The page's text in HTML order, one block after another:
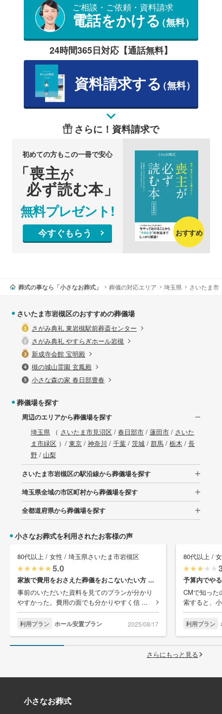
ご相談・ご依頼・資料請求
電話をかける（無料）
24時間365日対応【通話無料】
資料請求する（無料）
さらに！資料請求で
初めての方もこの一冊で安心
「喪主が
必ず読む本」
無料プレゼント!
今すぐもらう おすすめ
葬式の事なら「小さなお葬式」 葬儀の対応エリア 埼玉県 さいたま市
さいたま市岩槻区のおすすめの葬儀場
さがみ典礼 東岩槻駅前葬斎センター
さがみ典礼 やすらぎホール岩槻
新成寺会館 宝明殿
槻の城山霊園 玄鳳殿
小さな森の家 春日部豊春
葬儀場を探す
周辺のエリアから葬儀場を探す
埼玉県（ さいたま市見沼区 / 春日部市/ 蓮田市/ さいた
ま市緑区 ）/ 東京/ 神奈川 / 千葉/ 茨城/ 群馬/ 栃木 / 長
野/ 山梨
さいたま市岩槻区の駅沿線から葬儀場を探す
埼玉県全域の市区町村から葬儀場を探す
全都道府県から葬儀場を探す
小さなお葬式を利用されたお客様の声
80代以上 / 女性 / 埼玉県さいたま市岩槻区
5.0
家族で費用をおさえた葬儀をおこないたい方 ...
事前のいただいた資料を見てのプランが分かり
やすかった。費用の面でも分かりやすく信 ...
利用プラン ホール安置プラン 2025/08/17
80代以上 /
予算内でや
CMで知った
索すると、
利用プラン
さらにもっと見る
小さなお葬式